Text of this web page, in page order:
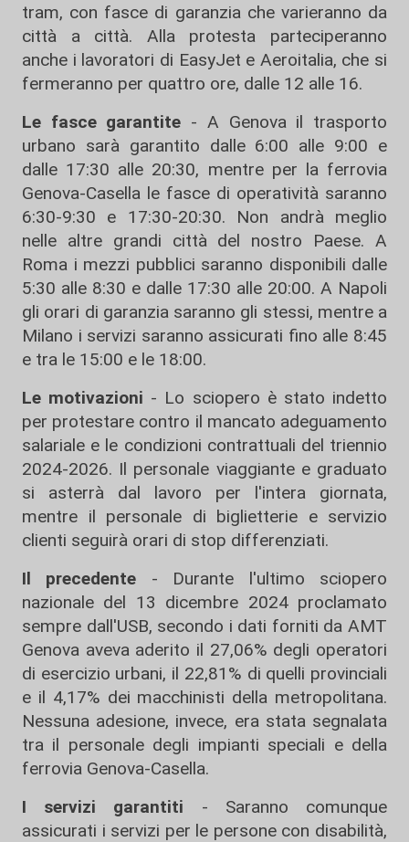
tram, con fasce di garanzia che varieranno da
città a città. Alla protesta parteciperanno
anche i lavoratori di EasyJet e Aeroitalia, che si
fermeranno per quattro ore, dalle 12 alle 16.
Le fasce garantite - A Genova il trasporto
urbano sarà garantito dalle 6:00 alle 9:00 e
dalle 17:30 alle 20:30, mentre per la ferrovia
Genova-Casella le fasce di operatività saranno
6:30-9:30 e 17:30-20:30. Non andrà meglio
nelle altre grandi città del nostro Paese. A
Roma i mezzi pubblici saranno disponibili dalle
5:30 alle 8:30 e dalle 17:30 alle 20:00. A Napoli
gli orari di garanzia saranno gli stessi, mentre a
Milano i servizi saranno assicurati fino alle 8:45
e tra le 15:00 e le 18:00.
Le motivazioni - Lo sciopero è stato indetto
per protestare contro il mancato adeguamento
salariale e le condizioni contrattuali del triennio
2024-2026. Il personale viaggiante e graduato
si asterrà dal lavoro per l'intera giornata,
mentre il personale di biglietterie e servizio
clienti seguirà orari di stop differenziati.
Il precedente - Durante l'ultimo sciopero
nazionale del 13 dicembre 2024 proclamato
sempre dall'USB, secondo i dati forniti da AMT
Genova aveva aderito il 27,06% degli operatori
di esercizio urbani, il 22,81% di quelli provinciali
e il 4,17% dei macchinisti della metropolitana.
Nessuna adesione, invece, era stata segnalata
tra il personale degli impianti speciali e della
ferrovia Genova-Casella.
I servizi garantiti - Saranno comunque
assicurati i servizi per le persone con disabilità,